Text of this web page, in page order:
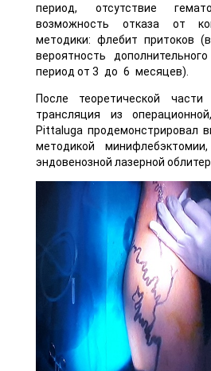
период, отсутствие
возможность отказа от
методики: флебит притоков
вероятность
период от 3 до 6 месяцев).
После теоретической
трансляция из
Pittaluga продемонстрировал
методикой
эндовенозной лазерной